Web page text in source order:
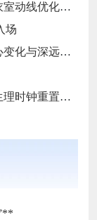
优化方案**
场
三队同组新格局：世界杯赛制改革的核心变化与深远影响
跨时区竞技：2026世界杯球员的72小时生理时钟重置挑战